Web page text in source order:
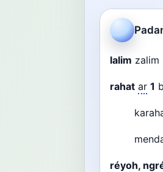
mengelola data
lalim zalim
rahat ar 1
réyoh,